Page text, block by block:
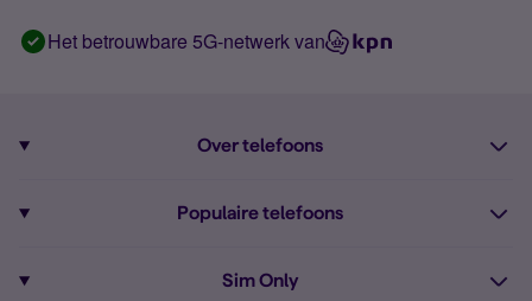
Het betrouwbare 5G-netwerk van
Over telefoons
Alle telefoons
Populaire telefoons
Sim Only